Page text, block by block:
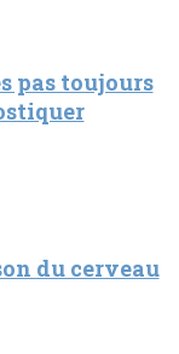
pas toujours
du cerveau